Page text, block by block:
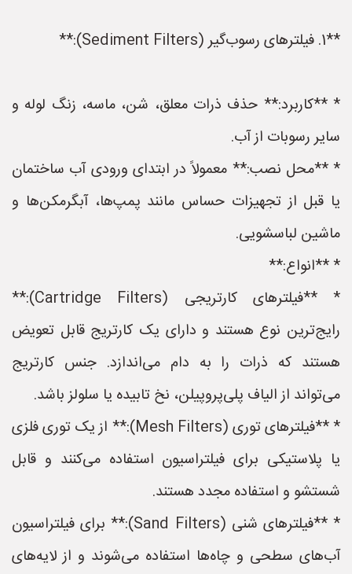
**1. فیلترهای رسوب‌گیر (Sediment Filters):**
* **کاربرد:** حذف ذرات معلق، شن، ماسه، زنگ لوله و
سایر رسوبات از آب.
* **محل نصب:** معمولاً در ابتدای ورودی آب ساختمان
یا قبل از تجهیزات حساس مانند پمپ‌ها، آبگرمکن‌ها و
ماشین لباسشویی.
* **انواع:**
* **فیلترهای کارتریجی (Cartridge Filters):**
رایج‌ترین نوع هستند و دارای یک کارتریج قابل تعویض
هستند که ذرات را به دام می‌اندازد. جنس کارتریج
می‌تواند از الیاف پلی‌پروپیلن، نخ تابیده یا سلولز باشد.
* **فیلترهای توری (Mesh Filters):** از یک توری فلزی
یا پلاستیکی برای فیلتراسیون استفاده می‌کنند و قابل
شستشو و استفاده مجدد هستند.
* **فیلترهای شنی (Sand Filters):** برای فیلتراسیون
آب‌های سطحی و چاه‌ها استفاده می‌شوند و از لایه‌های